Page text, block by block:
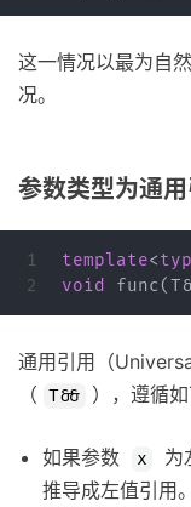
这一情况以最为自
况。
参数类型为通用
1
template<
void
func(T
通用引用（
（ T&& ），遵循如
如果参数 x 为
推导成左值引用。